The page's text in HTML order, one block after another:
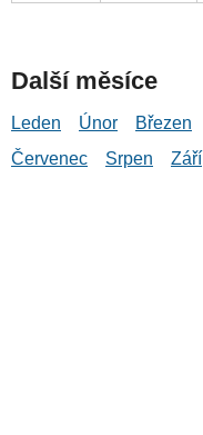
Další měsíce
Leden Únor Březen
Červenec
Srpen Září